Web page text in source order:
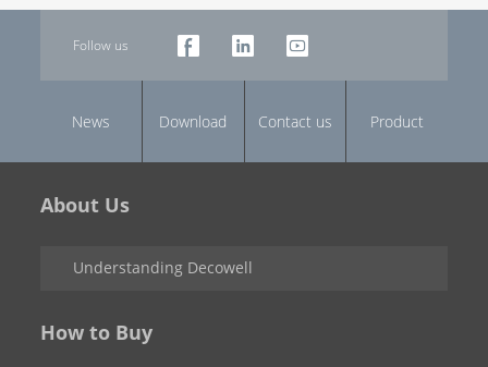
Follow us
News Download Contact us Product
About Us
Understanding Decowell
How to Buy